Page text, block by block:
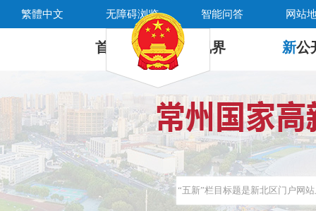
繁體中文 无障碍浏览 智能问答 网站
首 页 新 视界 新公